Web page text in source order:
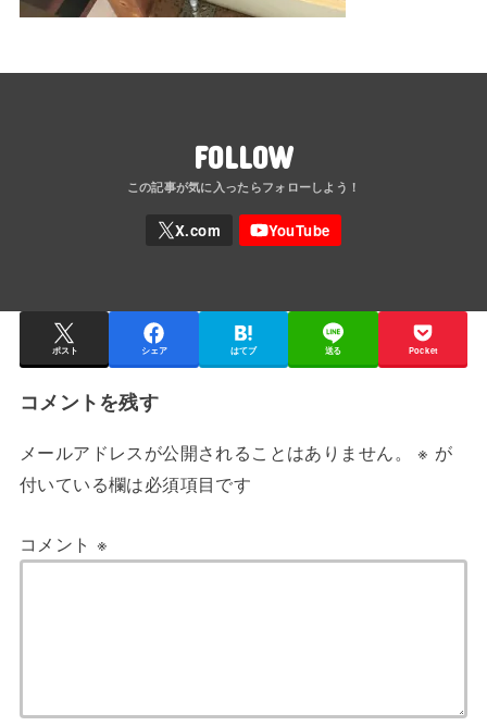
FOLLOW
ポスト シェア はてブ 送る Pocket
コメントを残す
メールアドレスが公開されることはありません。 ※ が
付いている欄は必須項目です
コメント ※